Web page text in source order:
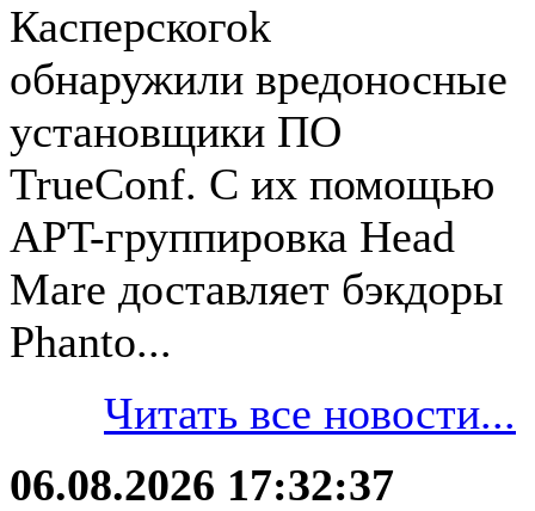
Касперскогоk
обнаружили вредоносные
установщики ПО
TrueConf. С их помощью
APT-группировка Head
Mare доставляет бэкдоры
Phanto...
Читать все новости...
06.08.2026 17:32:37